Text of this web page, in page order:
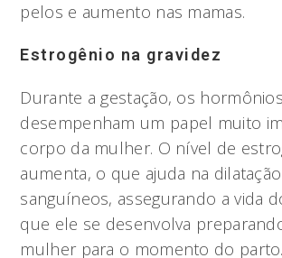
pelos e aumento nas mamas.
Estrogênio na gravidez
Durante a gestação, os hormônios
desempenham um papel muito
corpo da mulher. O nível de
aumenta, o que ajuda na
sanguíneos, assegurando a vida
que ele se desenvolva
mulher para o momento do parto.